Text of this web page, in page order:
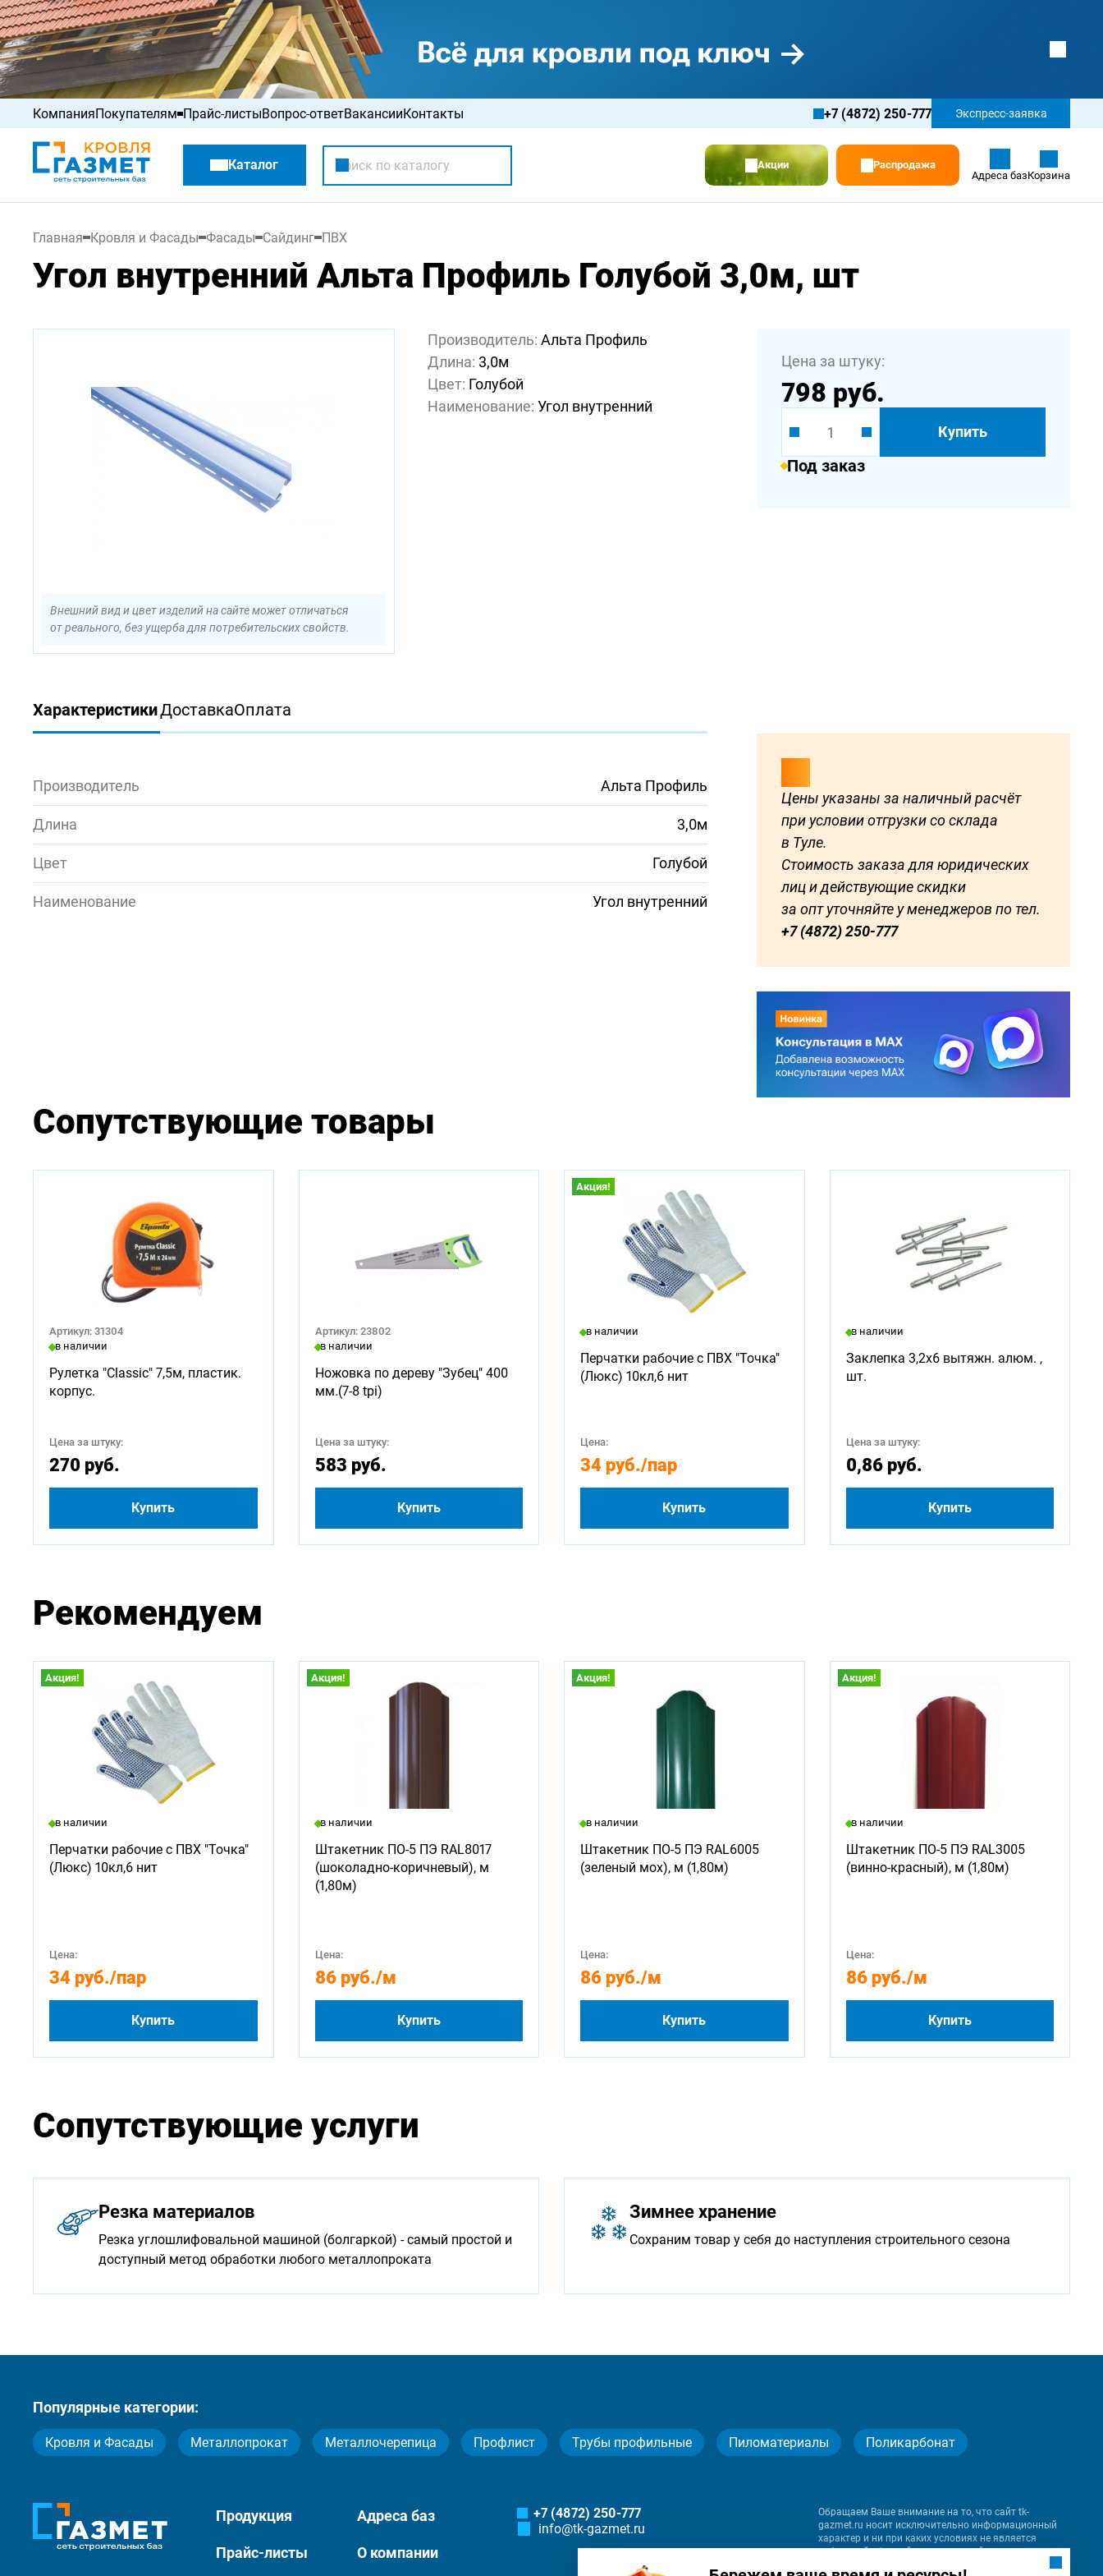
КомпанияПокупателям
Акции
Распродажа
Прайс-листыВопрос-ответВакансииКонтакты +7 (4872) 250-777 Экспресс-заявка
Каталог Акции
Распродажа
Адреса базКорзина
Главная Кровля и Фасады Фасады Сайдинг ПВХ
Угол внутренний Альта Профиль Голубой 3,0м, шт
Внешний вид и цвет изделий на сайте может отличаться
от реального, без ущерба для потребительских свойств.
Производитель: Альта Профиль
Длина: 3,0м
Цвет: Голубой
Наименование: Угол внутренний
Цена за штуку:
798 руб.
Купить
Под заказ
ХарактеристикиДоставкаОплата
Производитель Альта Профиль
Длина 3,0м
Цвет Голубой
Наименование Угол внутренний
Цены указаны за наличный расчёт
при условии отгрузки со склада
в Туле.
Стоимость заказа для юридических
лиц и действующие скидки
за опт уточняйте у менеджеров по тел.
+7 (4872) 250-777
Сопутствующие товары
Артикул: 31304
в наличии
Рулетка "Classic" 7,5м, пластик.
корпус.
Цена за штуку:
270 руб.
Купить
Артикул: 23802
в наличии
Ножовка по дереву "Зубец" 400
мм.(7-8 tpi)
Цена за штуку:
583 руб.
Купить
Акция!
в наличии
Перчатки рабочие с ПВХ "Точка"
(Люкс) 10кл,6 нит
Цена:
34 руб./пар
Купить
в наличии
Заклепка 3,2х6 вытяжн. алюм. ,
шт.
Цена за штуку:
0,86 руб.
Купить
Рекомендуем
Акция!
в наличии
Перчатки рабочие с ПВХ "Точка"
(Люкс) 10кл,6 нит
Цена:
34 руб./пар
Купить
Акция!
в наличии
Штакетник ПО-5 ПЭ RAL8017
(шоколадно-коричневый), м
(1,80м)
Цена:
86 руб./м
Купить
Акция!
в наличии
Штакетник ПО-5 ПЭ RAL6005
(зеленый мох), м (1,80м)
Цена:
86 руб./м
Купить
Акция!
в наличии
Штакетник ПО-5 ПЭ RAL3005
(винно-красный), м (1,80м)
Цена:
86 руб./м
Купить
Сопутствующие услуги
Резка материалов
Резка углошлифовальной машиной (болгаркой) - самый простой и
доступный метод обработки любого металлопроката
Зимнее хранение
Сохраним товар у себя до наступления строительного сезона
Популярные категории:
Кровля и Фасады Металлопрокат Металлочерепица Профлист Трубы профильные Пиломатериалы Поликарбонат
Продукция Адреса баз
Прайс-листы О компании
+7 (4872) 250-777
info@tk-gazmet.ru
Обращаем Ваше внимание на то, что сайт tk-
gazmet.ru носит исключительно информационный
характер и ни при каких условиях не является
публичной офертой, определяемой положениями